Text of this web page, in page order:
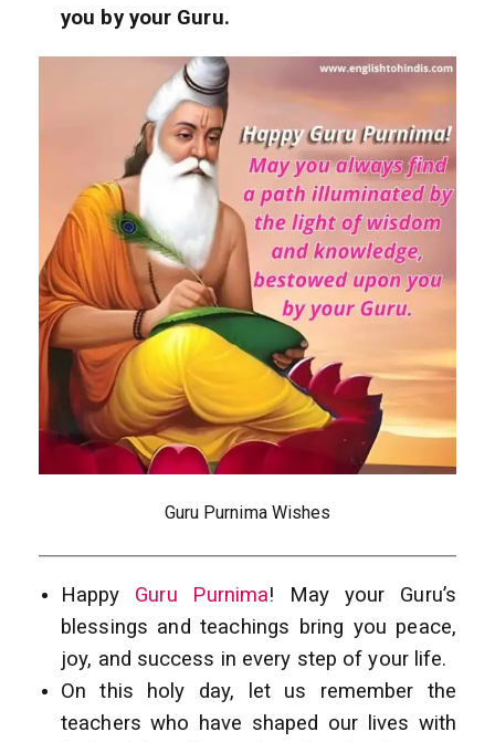
you by your Guru.
Guru Purnima Wishes
Happy Guru Purnima! May your Guru’s
blessings and teachings bring you peace,
joy, and success in every step of your life.
On this holy day, let us remember the
teachers who have shaped our lives with